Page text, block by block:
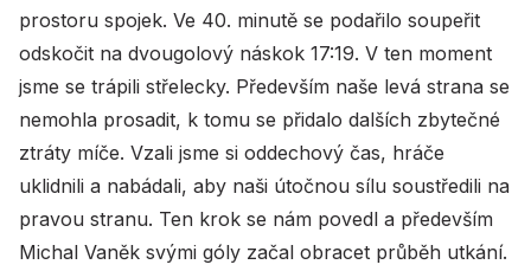
prostoru spojek. Ve 40. minutě se podařilo soupeřit
odskočit na dvougolový náskok 17:19. V ten moment
jsme se trápili střelecky. Především naše levá strana se
nemohla prosadit, k tomu se přidalo dalších zbytečné
ztráty míče. Vzali jsme si oddechový čas, hráče
uklidnili a nabádali, aby naši útočnou sílu soustředili na
pravou stranu. Ten krok se nám povedl a především
Michal Vaněk svými góly začal obracet průběh utkání.